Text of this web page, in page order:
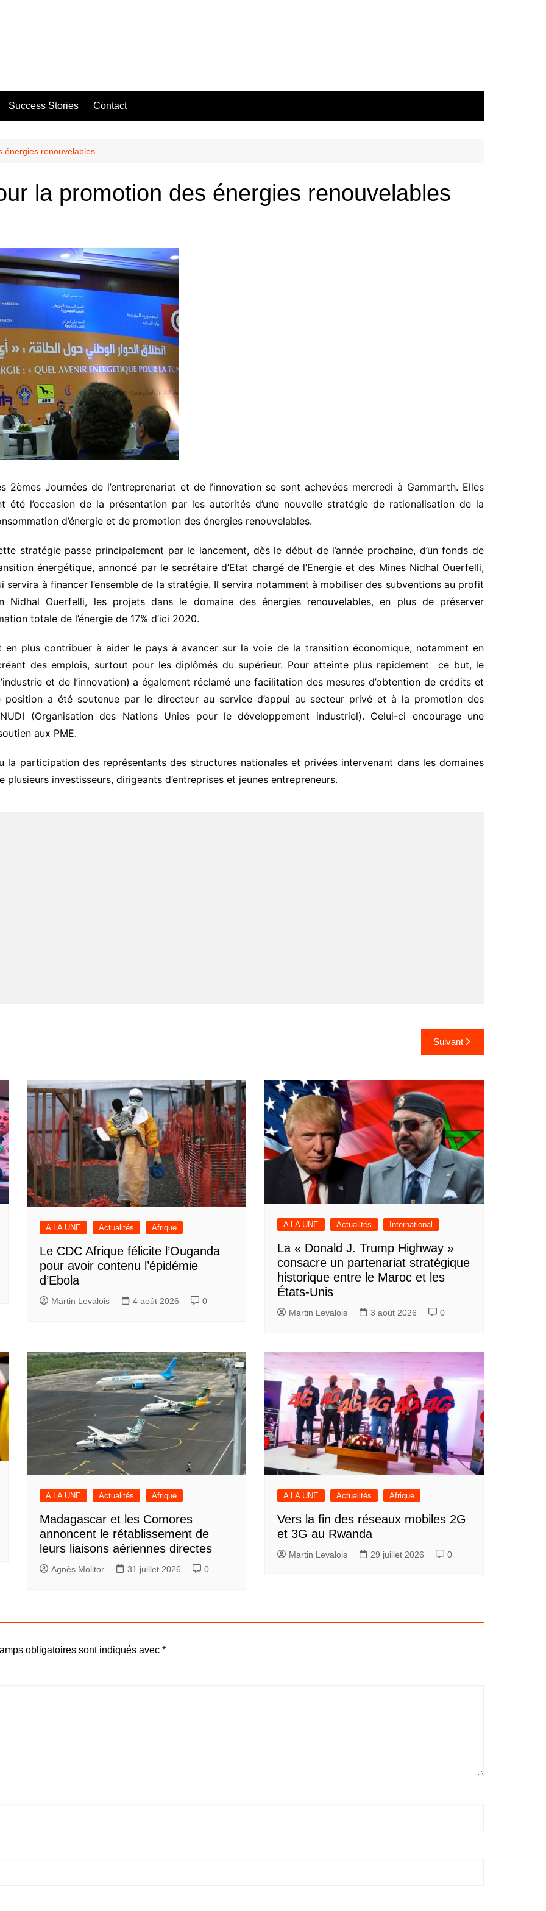
Success Stories Contact
énergies renouvelables
la promotion des énergies renouvelables
2èmes Journées de l’entreprenariat et de l’innovation se sont achevées mercredi à Gammarth. Elles
été l’occasion de la présentation par les autorités d’une nouvelle stratégie de rationalisation de la
d’énergie et de promotion des énergies renouvelables.
stratégie passe principalement par le lancement, dès le début de l’année prochaine, d’un fonds de
énergétique, annoncé par le secrétaire d’Etat chargé de l’Energie et des Mines Nidhal Ouerfelli,
servira à financer l’ensemble de la stratégie. Il servira notamment à mobiliser des subventions au profit
Nidhal Ouerfelli, les projets dans le domaine des énergies renouvelables, en plus de préserver
totale de l’énergie de 17% d’ici 2020.
plus contribuer à aider le pays à avancer sur la voie de la transition économique, notamment en
des emplois, surtout pour les diplômés du supérieur. Pour atteinte plus rapidement ce but, le
et de l’innovation) a également réclamé une facilitation des mesures d’obtention de crédits et
a été soutenue par le directeur au service d’appui au secteur privé et à la promotion des
(Organisation des Nations Unies pour le développement industriel). Celui-ci encourage une
aux PME.
la participation des représentants des structures nationales et privées intervenant dans les domaines
plusieurs investisseurs, dirigeants d’entreprises et jeunes entrepreneurs.
Suivant
A LA UNE Actualités Afrique
Le CDC Afrique félicite l’Ouganda
pour avoir contenu l’épidémie
d’Ebola
Martin Levalois 4 août 2026 0
A LA UNE Actualités International
La « Donald J. Trump Highway »
consacre un partenariat stratégique
historique entre le Maroc et les
États-Unis
Martin Levalois 3 août 2026 0
A LA UNE Actualités Afrique
Madagascar et les Comores
annoncent le rétablissement de
leurs liaisons aériennes directes
Agnès Molitor 31 juillet 2026 0
A LA UNE Actualités Afrique
Vers la fin des réseaux mobiles 2G
et 3G au Rwanda
Martin Levalois 29 juillet 2026 0
obligatoires sont indiqués avec *